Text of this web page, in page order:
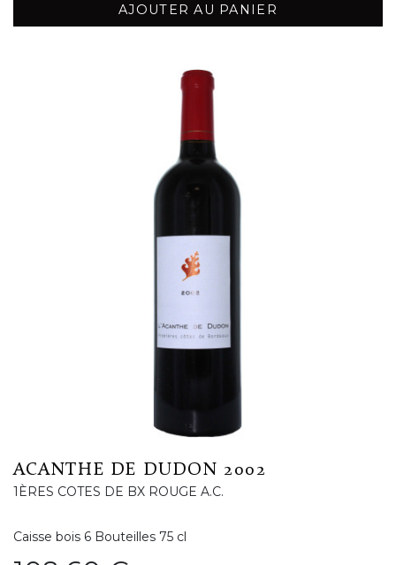
AJOUTER AU PANIER
ACANTHE DE DUDON 2002
1ÈRES COTES DE BX ROUGE A.C.
Caisse bois 6 Bouteilles 75 cl
Prix